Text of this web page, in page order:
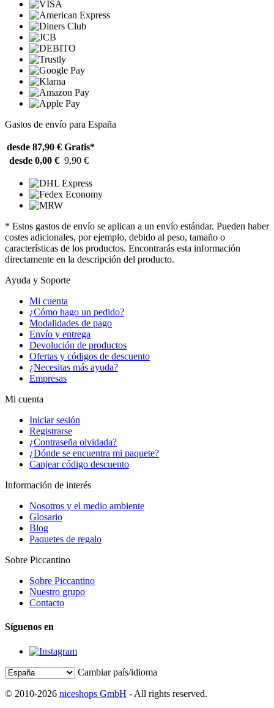
Gastos de envío para España
desde 87,90 € Gratis*
desde 0,00 € 9,90 €
* Estos gastos de envío se aplican a un envío estándar. Pueden haber
costes adicionales, por ejemplo, debido al peso, tamaño o
características de los productos. Encontrarás esta información
directamente en la descripción del producto.
Ayuda y Soporte
Mi cuenta
¿Cómo hago un pedido?
Modalidades de pago
Envío y entrega
Devolución de productos
Ofertas y códigos de descuento
¿Necesitas más ayuda?
Empresas
Mi cuenta
Iniciar sesión
Registrarse
¿Contraseña olvidada?
¿Dónde se encuentra mi paquete?
Canjear código descuento
Información de interés
Nosotros y el medio ambiente
Glosario
Blog
Paquetes de regalo
Sobre Piccantino
Sobre Piccantino
Nuestro grupo
Contacto
Síguenos en
Cambiar país/idioma
© 2010-2026 niceshops GmbH - All rights reserved.